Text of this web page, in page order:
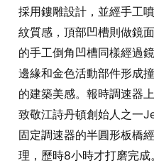
採用鏤雕設計，並經手工
紋質感，頂部凹槽則做鏡
的手工倒角凹槽同樣經過
邊緣和金色活動部件形成
的建築美感。報時調速器
致敬江詩丹頓創始人之一
固定調速器的半圓形板橋
理，歷時8小時才打磨完成。